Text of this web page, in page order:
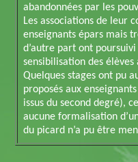
abandonnées par les
Les associations de leur
enseignants épars mais
d’autre part ont
sensibilisation des élèves
Quelques stages ont pu
proposés aux
issus du second degré),
aucune formalisation
du picard n’a pu être